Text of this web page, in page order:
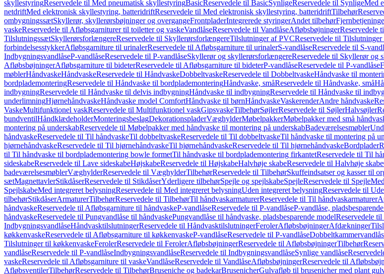
skyllestyringReservedele til Med pneumatisk skyllestyringBasicReservedele til BasicSynligeReservedele til SynligeMed
netdriftMed elektronisk skyllestyring, batteridriftReservedele til Med elektronisk skyllestyring, batteridriftTilbehør
ombygningssætSkyllerør, skyllerørsbøjninger og overgangeFrontpladerIntegrerede styringerAndet tilbehør
vaskeReservedele til Afløbsgarniturer til toiletter og vaskeVandlåseReservedele til VandlåseAfløbsbøjningerReservedele
TilslutningssætSkyllerørsforlængereReservedele til SkyllerørsforlængereTilslutninger af PVCReservedele til
forbindelsesstykkerAfløbsgarniture til urinalerReservedele til Afløbsgarniture til urinalerS-vandlåseReservedele til S-
IndbygningsvandlåseP-vandlåseReservedele til P-vandlåseSkyllerør og skyllerørsforlængereReservedele til Skyllerør og
AfløbsbøjningerAfløbsgarniture til bideterReservedele til Afløbsgarniture til bideterP-vandlåseReservedele til P-vandlåse
møblerHåndvaskeHåndvaskeReservedele til HåndvaskeDobbeltvaskeReservedele til DobbeltvaskeHåndvaske til
bordplademonteringReservedele til Håndvaske til bordplademonteringHåndvaske, småReservedele til Håndvaske, små
indbygningReservedele til Håndvaske til delvis indbygningHåndvaske til indbygningReservedele til Håndvaske til
underlimningHjørnehåndvaskeHåndvaske model ComfortHåndvaske til børnHåndvaskeVaskerenderAndre håndvaske
VaskeMultifunktionel vaskReservedele til Multifunktionel vaskGipsvaskeTilbehørSøjlerReservedele til SøjlerHalvsøjler
bundventilHåndklædeholderMonteringsbeslagDekorationspladerVæghylderMøbelpakkerMøbelpakker med små
montering på underskabReservedele til Møbelpakker med håndvaske til montering på underskabBadeværelsesmøbler
håndvaskeReservedele til Til håndvaskeTil dobbeltvaskeReservedele til Til dobbeltvaskeTil håndvaske til montering på
hjørnehåndvaskeReservedele til Til hjørnehåndvaskeTil hjørnehåndvaskeReservedele til Til hjørnehåndvaskeBordplader
til Til håndvaske til bordplademontering bowle formetTil håndvaske til bordplademontering firkantetReservedele til Til
sideskabeReservedele til Lave sideskabeHøjskabeReservedele til HøjskabeHalvhøje skabeReservedele til Halvhøje skabe
badeværelsesmøblerVæghylderReservedele til VæghylderTilbehørReservedele til TilbehørSkuffeindsatser og kasser til
sætMagnettavlerStikdåserReservedele til StikdåserYderligere tilbehørSpejle og spejlskabeSpejleReservedele til Spejle
SpejlskabeMed integreret belysningReservedele til Med integreret belysningUden integreret belysningReservedele til
tilbehørStikdåserArmaturerTilbehørReservedele til TilbehørTil håndvaskarmaturerReservedele til Til håndvaskarmaturer
håndvaskeReservedele til Afløbsgarniture til håndvaskeP-vandlåseReservedele til P-vandlåseP-vandlåse,
håndvaskeReservedele til Pungvandlåse til håndvaskePungvandlåse til håndvaske, pladsbesparende modelReservedele til
IndbygningsvandlåseHåndvasktilslutningerReservedele til HåndvasktilslutningerFerolerAfløbsbøjningerAfdækninger
køkkenvaskeReservedele til Afløbsgarniture til køkkenvaskeP-vandlåseReservedele til P-vandlåse
Tilslutninger til køkkenvaskeFerolerReservedele til FerolerAfløbsbøjningerReservedele til AfløbsbøjningerTilbehør
vandlåseReservedele til P-vandlåseIndbygningsvandlåseReservedele til IndbygningsvandlåseSynlige vandlåse
vaskeReservedele til Afløbsgarniture til vaskeVandlåseReservedele til VandlåseAfløbsbøjningerReservedele til
AfløbsventilerTilbehørReservedele til TilbehørBruseniche og badekarBrusenicherGulvafløb til brusenicher med plant